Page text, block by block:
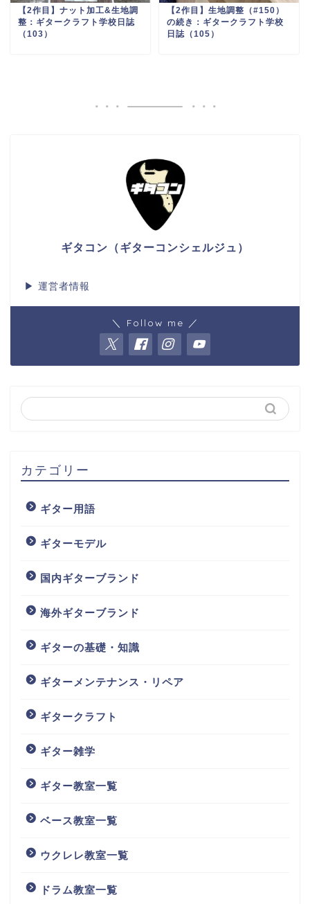
【2作目】ナット加工&生地調
整：ギタークラフト学校日誌
（103）
【2作目】生地調整（#150）
の続き：ギタークラフト学校
日誌（105）
ギタコン（ギターコンシェルジュ）
▶ 運営者情報
＼ Follow me ／
カテゴリー
ギター用語
ギターモデル
国内ギターブランド
海外ギターブランド
ギターの基礎・知識
ギターメンテナンス・リペア
ギタークラフト
ギター雑学
ギター教室一覧
ベース教室一覧
ウクレレ教室一覧
ドラム教室一覧